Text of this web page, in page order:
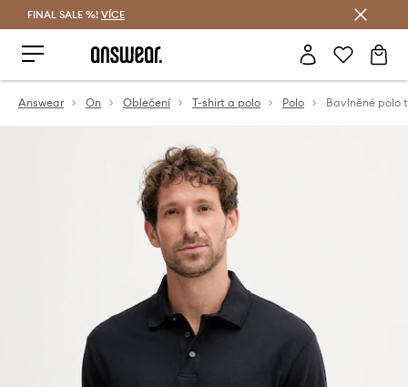
FINAL SALE %! VÍCE
Answear On Oblečení T-shirt a polo Polo